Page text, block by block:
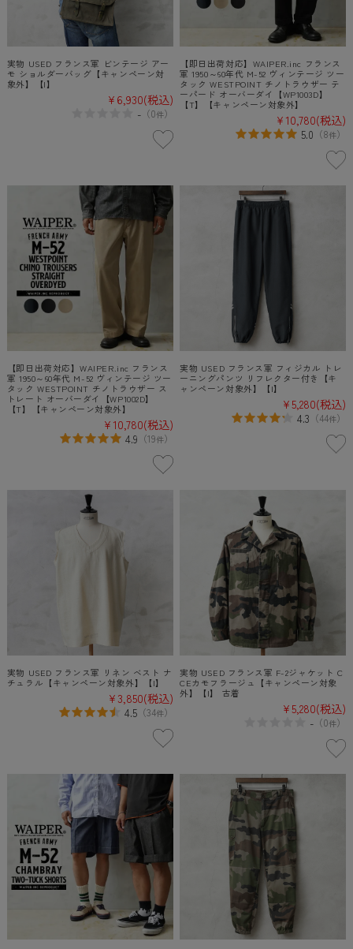
実物 USED フランス軍 ビンテージ アー
モ ショルダーバッグ【キャンペーン対
象外】【I】
¥6,930(税込)
-（0件）
【即日出荷対応】WAIPER.inc フランス
軍 1950～60年代 M-52 ヴィンテージ ツー
タック WESTPOINT チノトラウザー テ
ーパード オーバーダイ【WP1003D】
【T】【キャンペーン対象外】
¥10,780(税込)
5.0 （8件）
【即日出荷対応】WAIPER.inc フランス
軍 1950～60年代 M-52 ヴィンテージ ツー
タック WESTPOINT チノトラウザー ス
トレート オーバーダイ【WP1002D】
【T】【キャンペーン対象外】
¥10,780(税込)
4.9 （19件）
実物 USED フランス軍 フィジカル トレ
ーニングパンツ リフレクター付き【キ
ャンペーン対象外】【I】
¥5,280(税込)
4.3 （44件）
実物 USED フランス軍 リネン ベスト ナ
チュラル【キャンペーン対象外】【I】
¥3,850(税込)
4.5（34件）
実物 USED フランス軍 F-2ジャケット C
CEカモフラージュ【キャンペーン対象
外】【I】 古着
¥5,280(税込)
- （0件）